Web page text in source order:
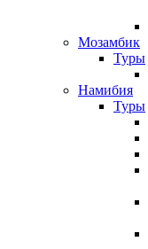
Мозамбик
Туры
Намибия
Туры